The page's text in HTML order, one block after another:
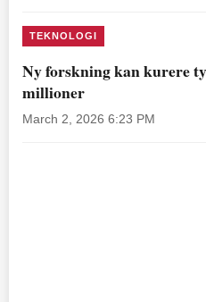
TEKNOLOGI
Ny forskning kan kurere
millioner
March 2, 2026 6:23 PM